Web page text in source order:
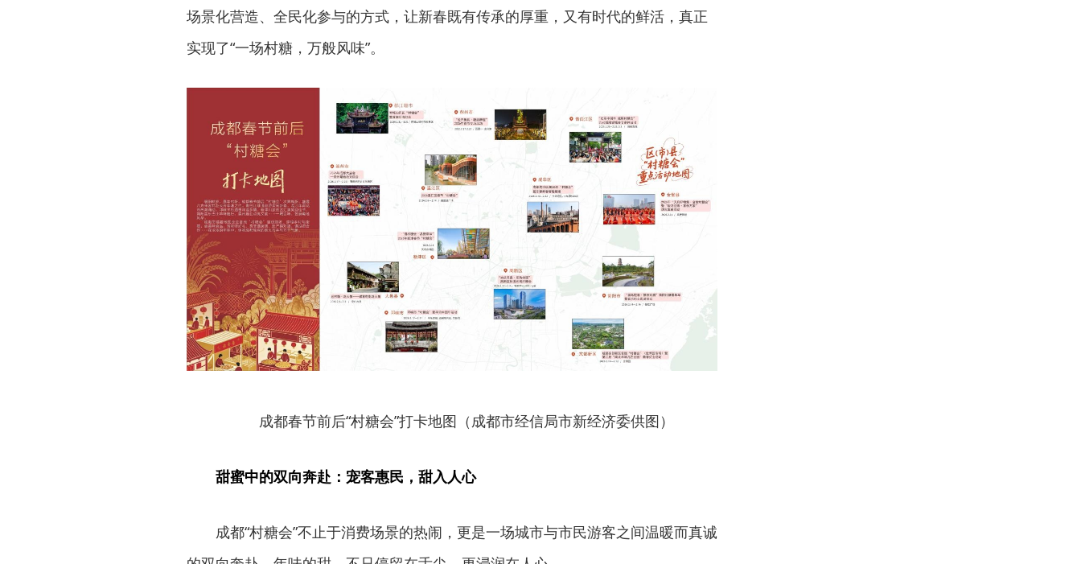
场景化营造、全民化参与的方式，让新春既有传承的厚重，又有时代的鲜活，真正
实现了“一场村糖，万般风味”。
成都春节前后“村糖会”打卡地图（成都市经信局市新经济委供图）
甜蜜中的双向奔赴：宠客惠民，甜入人心
成都“村糖会”不止于消费场景的热闹，更是一场城市与市民游客之间温暖而真诚